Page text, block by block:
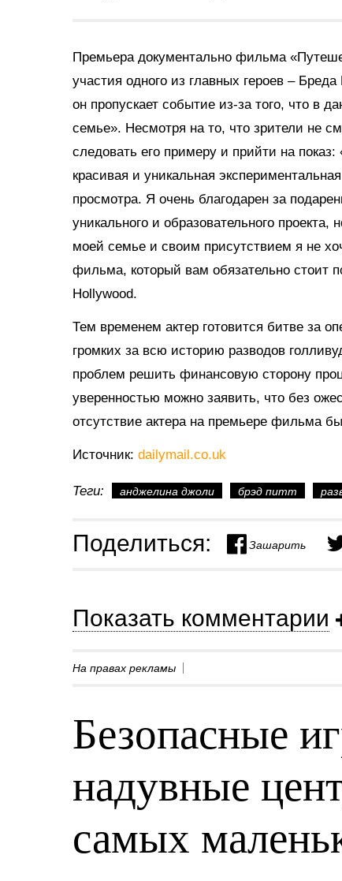
Премьера документально фильма
участия одного из главных героев –
он пропускает событие из-за того, что в
семье». Несмотря на то, что зрители не
следовать его примеру и прийти на
красивая и уникальная
просмотра. Я очень благодарен за
уникального и образовательного
моей семье и своим присутствием я не
фильма, который вам обязательно стоит
Hollywood.
Тем временем актер готовится битве за
громких за всю историю разводов
проблем решить финансовую сторону
уверенностью можно заявить, что без
отсутствие актера на премьере фильма
Источник: dailymail.co.uk
Теги: анджелина джоли брэд питт
Поделиться: Зашарить
Показать комментарии
На правах рекламы
Безопасные
надувные
самых